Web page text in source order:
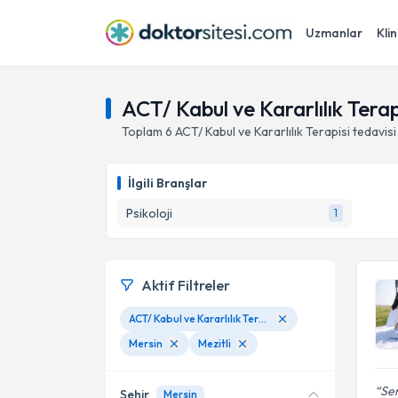
Uzmanlar
ACT/ Kabul ve Kararlılık
Toplam 6 ACT/ Kabul ve Kararlılık Terapisi
İlgili Branşlar
Psikoloji
1
Aktif Filtreler
ACT/ Kabul ve Kararlılık Terapisi
Mersin
Mezitli
Şehir Mersin